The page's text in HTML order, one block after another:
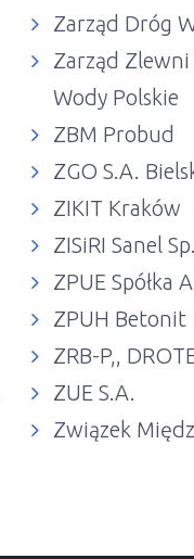
Zarząd Dróg
Zarząd
Wody Polskie
ZBM Probud
ZGO S.A.
ZIKIT Kraków
ZISiRI Sanel
ZPUE Spółka
ZPUH Betonit
ZRB-P,,
ZUE S.A.
Związek